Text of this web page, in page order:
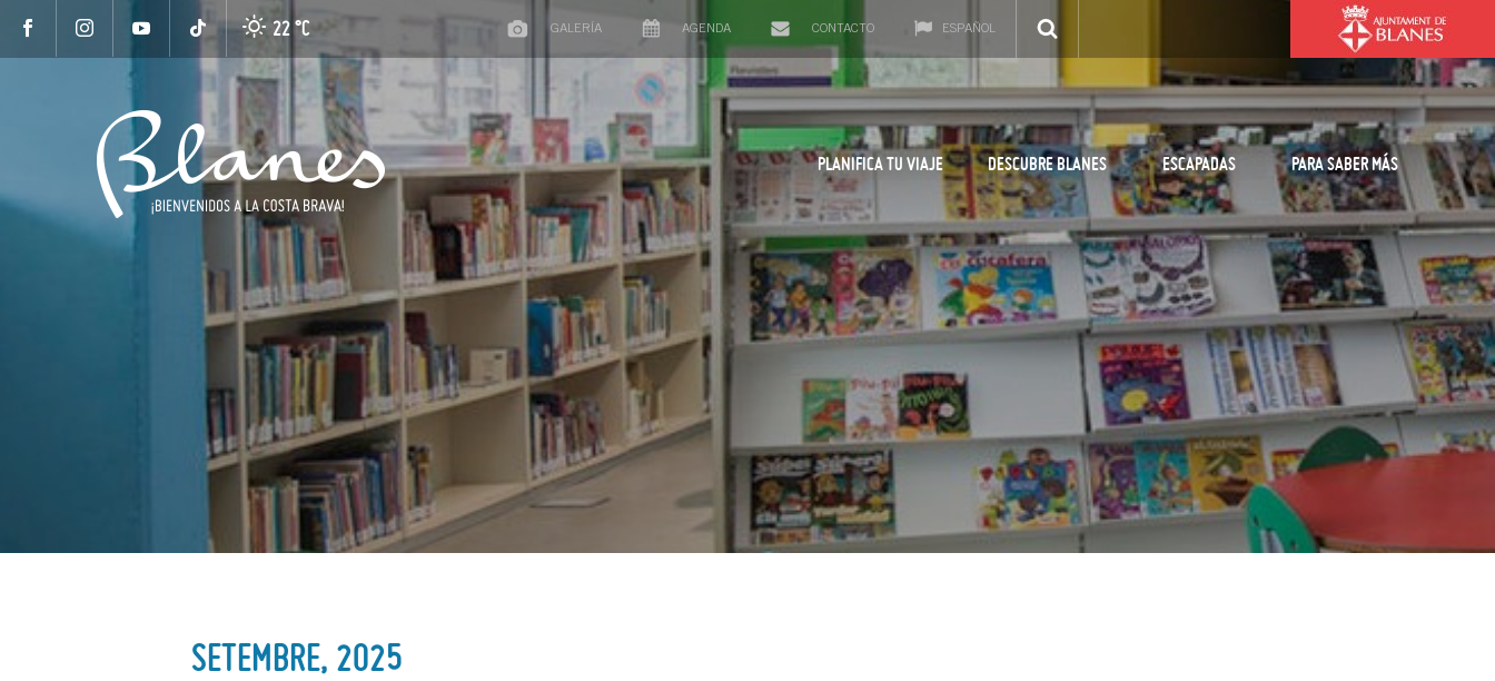
22 °C GALERÍA AGENDA CONTACTO ESPAÑOL
PLANIFICA TU VIAJE DESCUBRE BLANES ESCAPADAS PARA SABER MÁS
SETEMBRE, 2025